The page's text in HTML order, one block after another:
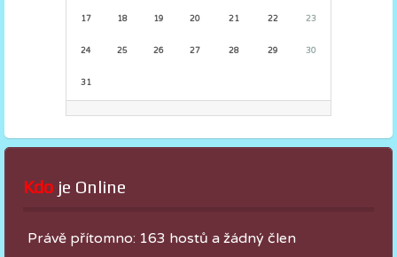
17 18 19 20 21 22 23
24 25 26 27 28 29 30
31
Kdo je Online
Právě přítomno: 163 hostů a žádný člen